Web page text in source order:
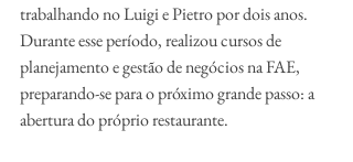
trabalhando no Luigi e Pietro por dois anos.
Durante esse período, realizou cursos de
planejamento e gestão de negócios na FAE,
preparando-se para o próximo grande passo: a
abertura do próprio restaurante.